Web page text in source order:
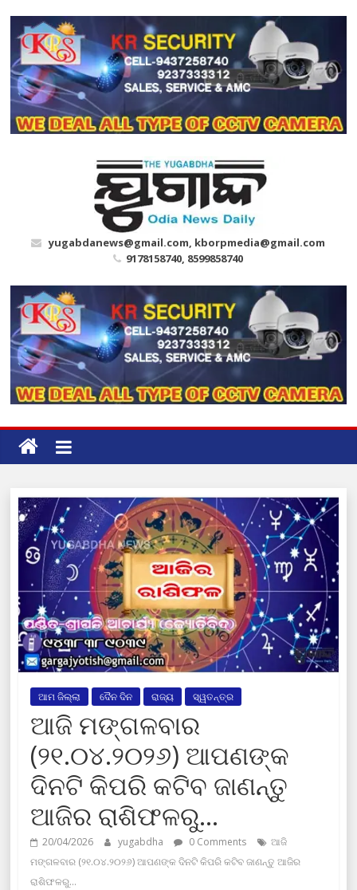
content
yugabdanews@gmail.com, kborpmedia@gmail.com
9178158740, 8599858740
ଆମ ଜିଲ୍ଲା ଦୈନ ଦିନ ରାଜ୍ୟ ସ୍ୱତନ୍ତ୍ର
ଆଜି ମଙ୍ଗଳବାର
(୨୧.୦୪.୨୦୨୬) ଆପଣଙ୍କ
ଦିନଟି କିପରି କଟିବ ଜାଣନ୍ତୁ
ଆଜିର ରାଶିଫଳରୁ…
20/04/2026 yugabdha 0 Comments
ଆଜି
ମଙ୍ଗଳବାର (୨୧.୦୪.୨୦୨୬) ଆପଣଙ୍କ ଦିନଟି କିପରି କଟିବ ଜାଣନ୍ତୁ ଆଜିର
ରାଶିଫଳରୁ…